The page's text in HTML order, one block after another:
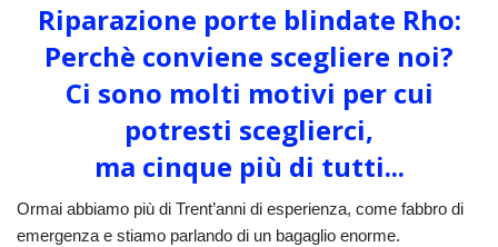
Riparazione porte blindate Rho:
Perchè conviene scegliere noi?
Ci sono molti motivi per cui
potresti sceglierci,
ma cinque più di tutti...
Ormai abbiamo più di Trent’anni di esperienza, come fabbro di
emergenza e stiamo parlando di un bagaglio enorme.